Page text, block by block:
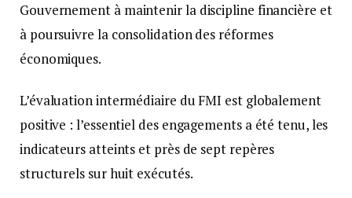
Gouvernement à maintenir la discipline financière et
à poursuivre la consolidation des réformes
économiques.
L’évaluation intermédiaire du FMI est globalement
positive : l’essentiel des engagements a été tenu, les
indicateurs atteints et près de sept repères
structurels sur huit exécutés.